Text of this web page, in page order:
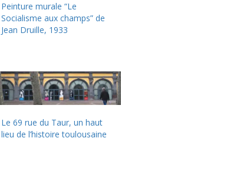
Peinture murale “Le
Socialisme aux champs” de
Jean Druille, 1933
Le 69 rue du Taur, un haut
lieu de l’histoire toulousaine